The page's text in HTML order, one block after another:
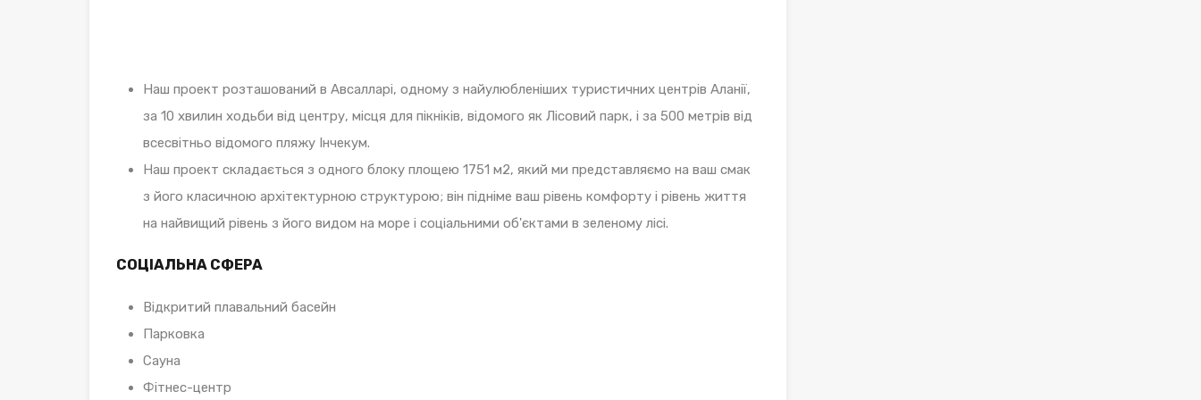
Наш проект розташований в Авсалларі, одному з найулюбленіших туристичних центрів Аланії,
за 10 хвилин ходьби від центру, місця для пікніків, відомого як Лісовий парк, і за 500 метрів від
всесвітньо відомого пляжу Інчекум.
Наш проект складається з одного блоку площею 1751 м2, який ми представляємо на ваш смак
з його класичною архітектурною структурою; він підніме ваш рівень комфорту і рівень життя
на найвищий рівень з його видом на море і соціальними об'єктами в зеленому лісі.
СОЦІАЛЬНА СФЕРА
Відкритий плавальний басейн
Парковка
Сауна
Фітнес-центр